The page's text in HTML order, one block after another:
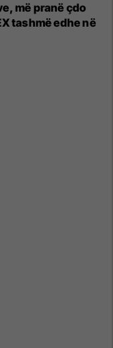
më pranë çdo
tashmë edhe në